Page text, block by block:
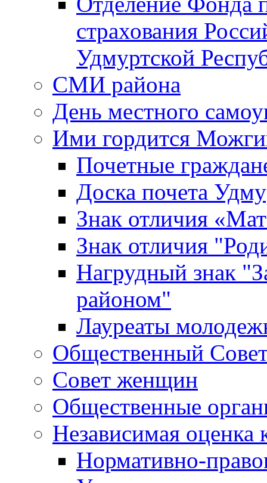
страхования
Удмуртской
СМИ района
День местного
Ими гордится
Почетные
Доска почета
Знак отличия
Знак отличия
Нагрудный знак
районом"
Лауреаты
Общественный
Совет женщин
Общественные
Независимая оценка
Нормативно-